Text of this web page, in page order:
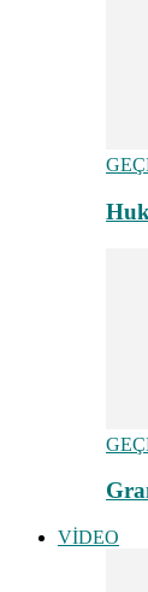
VİDEO